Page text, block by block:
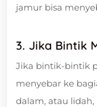
jamur bisa
3. Jika Bintik
Jika bintik-bintik
menyebar ke
dalam, atau